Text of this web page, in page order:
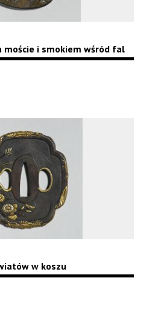
moście i smokiem wśród fal
w koszu